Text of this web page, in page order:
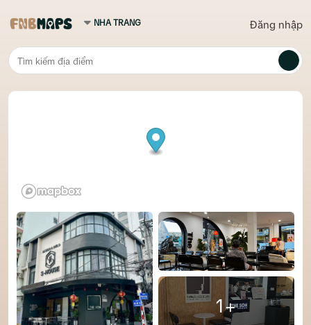
Đăng nhập
1+